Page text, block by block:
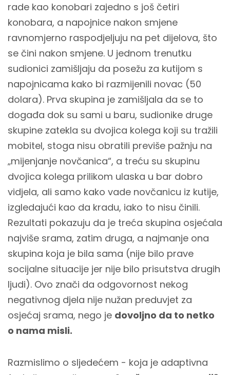
rade kao konobari zajedno s još četiri
konobara, a napojnice nakon smjene
ravnomjerno raspodjeljuju na pet dijelova, što
se čini nakon smjene. U jednom trenutku
sudionici zamišljaju da posežu za kutijom s
napojnicama kako bi razmijenili novac (50
dolara). Prva skupina je zamišljala da se to
događa dok su sami u baru, sudionike druge
skupine zatekla su dvojica kolega koji su tražili
mobitel, stoga nisu obratili previše pažnju na
„mijenjanje novčanica“, a treću su skupinu
dvojica kolega prilikom ulaska u bar dobro
vidjela, ali samo kako vade novčanicu iz kutije,
izgledajući kao da kradu, iako to nisu činili.
Rezultati pokazuju da je treća skupina osjećala
najviše srama, zatim druga, a najmanje ona
skupina koja je bila sama (nije bilo prave
socijalne situacije jer nije bilo prisutstva drugih
ljudi). Ovo znači da odgovornost nekog
negativnog djela nije nužan preduvjet za
osjećaj srama, nego je dovoljno da to netko
o nama misli.
Razmislimo o sljedećem - koja je adaptivna